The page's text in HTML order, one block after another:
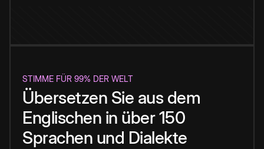
STIMME FÜR 99% DER WELT
Übersetzen Sie aus dem
Englischen in über 150
Sprachen und Dialekte